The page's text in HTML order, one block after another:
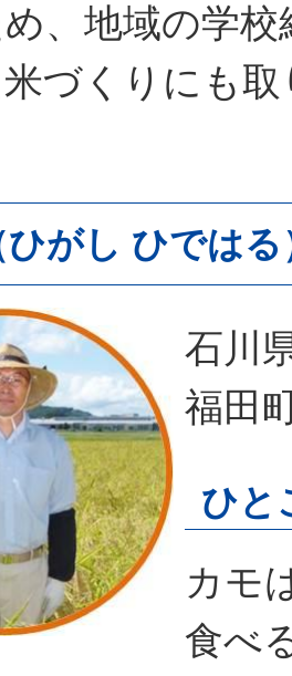
、地域の学
づくりにも
ひがし ひではる
石川
福田
ひと
カモ
食べ